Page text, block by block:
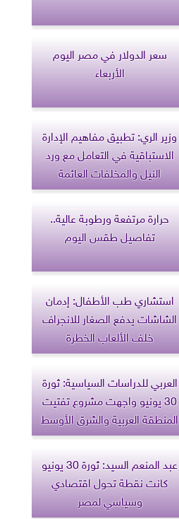
سعر الدولار في مصر اليوم
الأربعاء
وزير الري: تطبيق مفاهيم الإدارة
الاستباقية في التعامل مع ورد
النيل والمخلفات العائمة
حرارة مرتفعة ورطوبة عالية..
تفاصيل طقس اليوم
استشاري طب الأطفال: إدمان
الشاشات يدفع الصغار للانجراف
خلف الألعاب الخطرة
العربي للدراسات السياسية: ثورة
30 يونيو واجهت مشروع تفتيت
المنطقة العربية والشرق الأوسط
عبد المنعم السيد: ثورة 30 يونيو
كانت نقطة تحول اقتصادي
وسياسي لمصر